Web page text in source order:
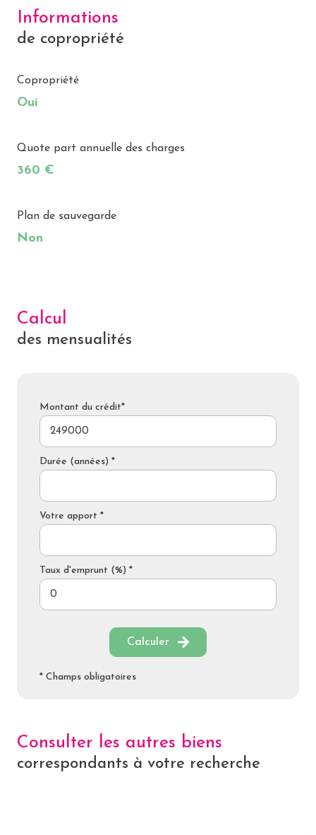
Informations
de copropriété
Copropriété
Oui
Quote part annuelle des charges
360 €
Plan de sauvegarde
Non
Calcul
des mensualités
Montant du crédit*
Durée (années) *
Votre apport *
Taux d'emprunt (%) *
Calculer
* Champs obligatoires
Consulter les autres biens
correspondants à votre recherche